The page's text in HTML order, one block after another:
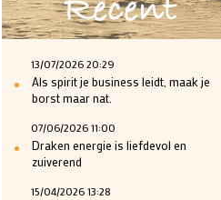
Recent
13/07/2026 20:29
•
Als spirit je business leidt, maak je
borst maar nat.
07/06/2026 11:00
•
Draken energie is liefdevol en
zuiverend
15/04/2026 13:28